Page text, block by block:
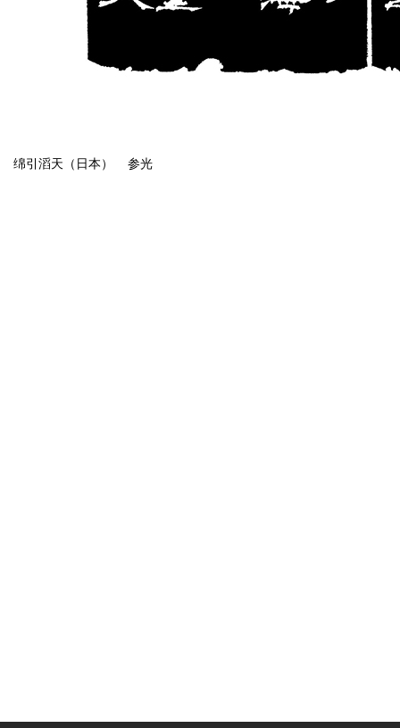
绵引滔天（日本） 参光